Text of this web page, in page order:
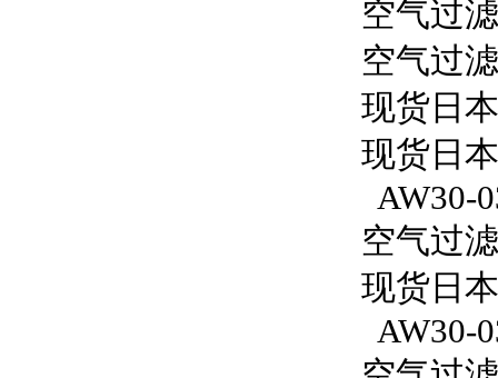
空气过
空气过
现货日
现货日
AW30-
空气过
现货日
AW30-